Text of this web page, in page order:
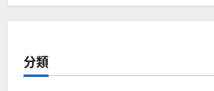
分類